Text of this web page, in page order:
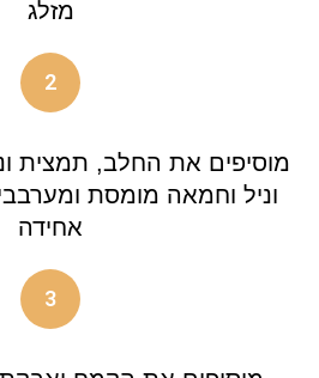
מזלג
2
מוסיפים את החלב, תמצית
וניל וחמאה מומסת
אחידה
3